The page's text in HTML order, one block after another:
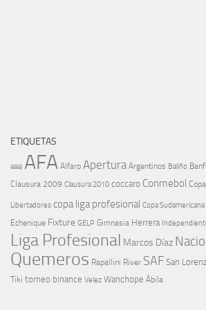
ETIQUETAS
aaaj AFA Alfaro Apertura Argentinos Baliño
Clausura 2009 Clausura 2010 coccaro Conmebol
Libertadores copa liga profesional Copa Sudamericana
Echenique Fixture GELP Gimnasia Herrera
Liga Profesional Marcos Díaz
Quemeros Rapallini River SAF San
Tiki torneo binance Velez Wanchope Ábila